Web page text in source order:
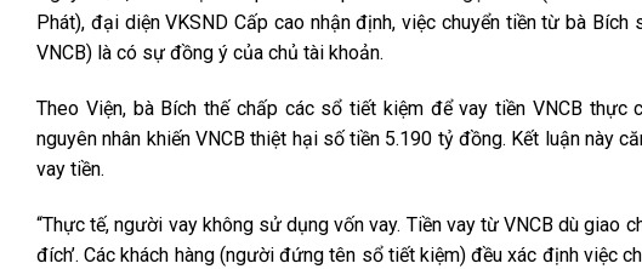
Phát), đại diện VKSND Cấp cao nhận định, việc chuyển tiền từ bà
VNCB) là có sự đồng ý của chủ tài khoản.
Theo Viện, bà Bích thế chấp các sổ tiết kiệm để vay tiền VNCB
nguyên nhân khiến VNCB thiệt hại số tiền 5.190 tỷ đồng. Kết luận này
vay tiền.
“Thực tế, người vay không sử dụng vốn vay. Tiền vay từ VNCB dù giao
đích’. Các khách hàng (người đứng tên sổ tiết kiệm) đều xác định việc